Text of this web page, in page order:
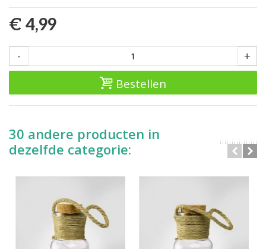
€ 4,99
- +
Bestellen
30 andere producten in
dezelfde categorie: